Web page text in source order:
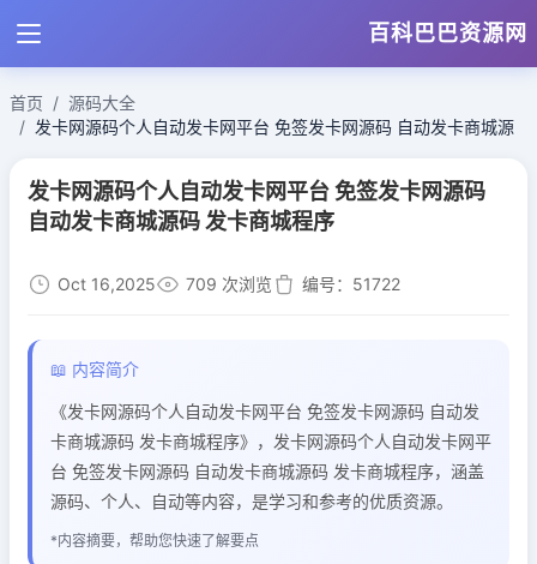
百科巴巴资源网
首页
源码大全
发卡网源码个人自动发卡网平台 免签发卡网源码 自动发卡商城源
发卡网源码个人自动发卡网平台 免签发卡网源码
自动发卡商城源码 发卡商城程序
Oct 16,2025 709 次浏览 编号：51722
📖 内容简介
《发卡网源码个人自动发卡网平台 免签发卡网源码 自动发
卡商城源码 发卡商城程序》，发卡网源码个人自动发卡网平
台 免签发卡网源码 自动发卡商城源码 发卡商城程序，涵盖
源码、个人、自动等内容，是学习和参考的优质资源。
*内容摘要，帮助您快速了解要点